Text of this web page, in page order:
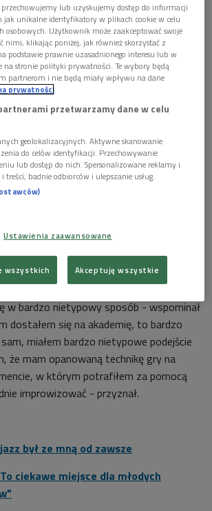
promocyjne
o muzyce do nieistniejących filmów
jest gitarzystą klasycznym, jego
wyrazu jest improwizacja. Ten
początku nauki gry był mu naturalnie
w bardzo nietypowy sposób - wspominał
dostałem się na akademię, to bardzo
miałem bardzo nietypowe podejście
że mam opanowaną technikę gry na
w którym potrafiłem za pomocą
improwizować - przyznał.
był ze mną od zawsze
ciekawe miejsce dla młodych
lub uzyskujemy dostęp do informacji
jak unikalne identyfikatory w plikach cookie w celu
osobowych. Użytkownik może zaakceptować swoje
nimi, klikając poniżej, jak również skorzystać z
podstawie prawnie uzasadnionego interesu lub w
stronie polityki prywatności. Te wybory będą
partnerom i nie będą miały wpływu na dane
prywatności
przetwarzamy dane w celu
geolokalizacyjnych. Aktywne skanowanie
do celów identyfikacji. Przechowywanie
lub dostęp do nich. Spersonalizowane reklamy i
treści, badnie odbiorców i ulepszanie usług.
Ustawienia zaawansowane
wszystkich Akceptuję wszystkie